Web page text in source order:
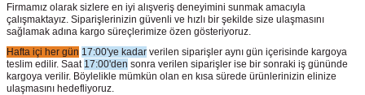
Firmamız olarak sizlere en iyi alışveriş deneyimini sunmak amacıyla
çalışmaktayız. Siparişlerinizin güvenli ve hızlı bir şekilde size ulaşmasını
sağlamak adına kargo süreçlerimize özen gösteriyoruz.
Hafta içi her gün 17:00'ye kadar verilen siparişler aynı gün içerisinde kargoya
teslim edilir. Saat 17:00'den sonra verilen siparişler ise bir sonraki iş gününde
kargoya verilir. Böylelikle mümkün olan en kısa sürede ürünlerinizin elinize
ulaşmasını hedefliyoruz.